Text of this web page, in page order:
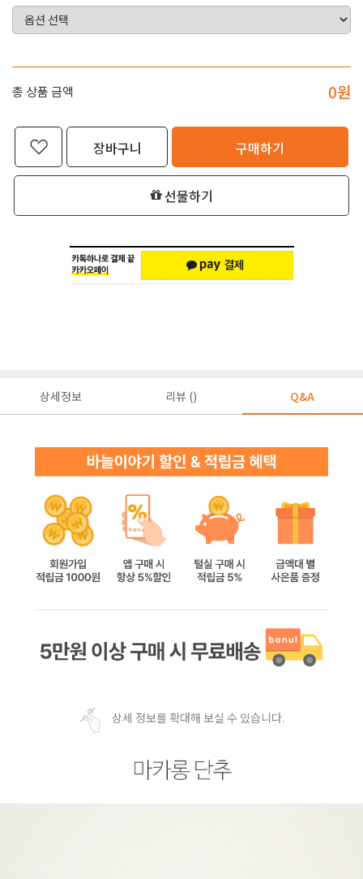
총 상품 금액 0원
장바구니 구매하기
선물하기
상세정보 리뷰 () Q&A
상세 정보를 확대해 보실 수 있습니다.